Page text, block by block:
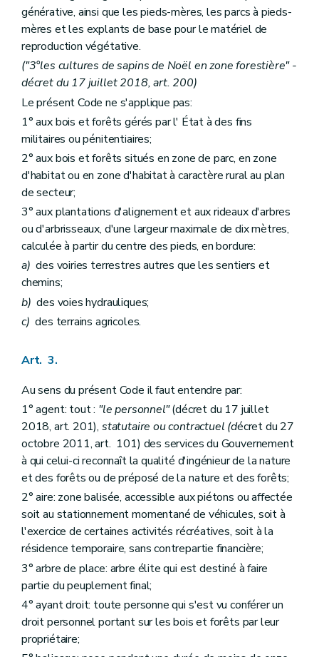
Art. 62
Art. 63
Art. 64
Art. 65
Art. 66
Art. 67
Art. 68
Art. 69
Art. 70
Chapitre IV De la conservation des bois et forêts
Art. 71
Chapitre V Des ventes de coupe, d'arbres ou de produits de la forêt
Section première Dispositions générales
Art. 72
Art. 73
Art. 74
Art. 75
Art. 76
Art. 77
Art. 78
Section 2
Chapitre VI Des exploitations
Art. 80
Art. 81
Art. 85
Art. 86
Art. 87
Art. 88
Art. 89
Art. 90
Art. 91
Titre V De la surveillance, des incriminations, des sanctions et des mesures de réparation dans les bois et forêts
Chapitre premier De la surveillance dans les bois et forêts des personnes morales de droit public
Art. 92
Art. 93
Chapitre II De la surveillance dans les bois et forêts privés
Art. 94
Art. 95
Chapitre III Des incriminations, des sanctions et des mesures de réparation dans les bois et forêts
Art. 96
Art. 97
Art. 98
Art. 99
Art. 100
générative, ainsi que les pieds-mères, les parcs à pieds-
mères et les explants de base pour le matériel de
reproduction végétative.
("3°les cultures de sapins de Noël en zone forestière" -
décret du 17 juillet 2018, art. 200)
Le présent Code ne s'applique pas:
1° aux bois et forêts gérés par l' État à des fins
militaires ou pénitentiaires;
2° aux bois et forêts situés en zone de parc, en zone
d'habitat ou en zone d'habitat à caractère rural au plan
de secteur;
3° aux plantations d'alignement et aux rideaux d'arbres
ou d'arbrisseaux, d'une largeur maximale de dix mètres,
calculée à partir du centre des pieds, en bordure:
a) des voiries terrestres autres que les sentiers et
chemins;
b) des voies hydrauliques;
c) des terrains agricoles.
Art. 3.
Au sens du présent Code il faut entendre par:
1° agent: tout : "le personnel"(décret du 17 juillet
2018, art. 201), statutaire ou contractuel (décret du 27
octobre 2011, art. 101) des services du Gouvernement
à qui celui-ci reconnaît la qualité d'ingénieur de la nature
et des forêts ou de préposé de la nature et des forêts;
2° aire: zone balisée, accessible aux piétons ou affectée
soit au stationnement momentané de véhicules, soit à
l'exercice de certaines activités récréatives, soit à la
résidence temporaire, sans contrepartie financière;
3° arbre de place: arbre élite qui est destiné à faire
partie du peuplement final;
4° ayant droit: toute personne qui s'est vu conférer un
droit personnel portant sur les bois et forêts par leur
propriétaire;